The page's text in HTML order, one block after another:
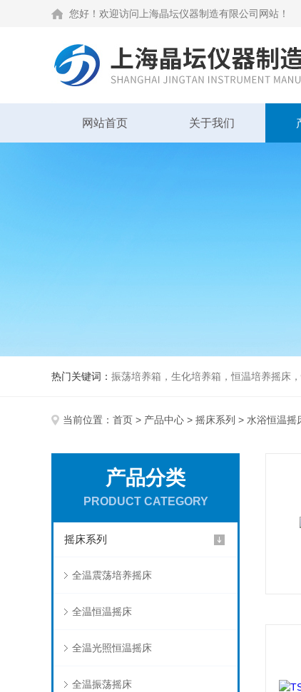
您好！欢迎访问上海晶坛仪器制造有限公司网站！
网站首页 关于我们
热门关键词： 振荡培养箱，生化培养箱，恒温培养摇床，恒温
当前位置： 首页 > 产品中心 > 摇床系列 > 水浴恒温摇
产品分类
PRODUCT CATEGORY
摇床系列
全温震荡培养摇床
全温恒温摇床
全温光照恒温摇床
全温振荡摇床